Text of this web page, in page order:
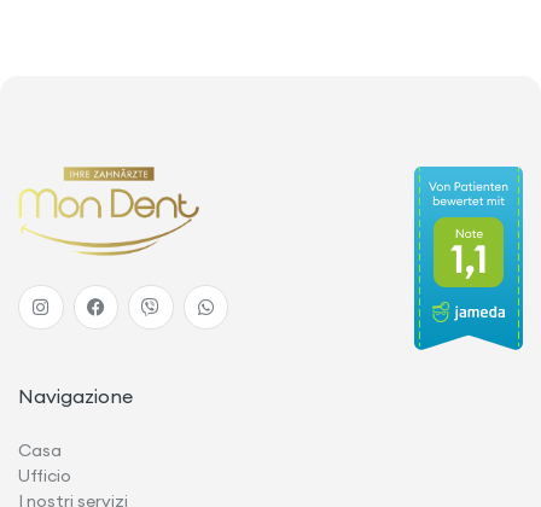
Navigazione
Casa
Ufficio
I nostri servizi